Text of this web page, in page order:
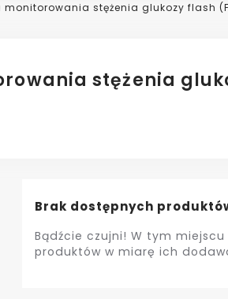
monitorowania stężenia glukozy flash
stężenia
Brak dostępnych
Bądźcie czujni! W tym
produktów w miarę ich